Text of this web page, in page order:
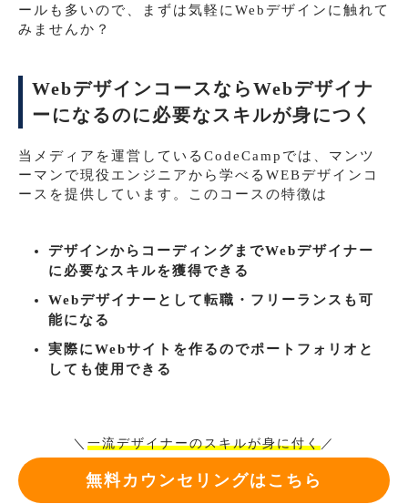
ールも多いので、まずは気軽にWebデザインに触れて
みませんか？
WebデザインコースならWebデザイナ
ーになるのに必要なスキルが身につく
当メディアを運営しているCodeCampでは、マンツ
ーマンで現役エンジニアから学べるWEBデザインコ
ースを提供しています。このコースの特徴は
デザインからコーディングまでWebデザイナー
に必要なスキルを獲得できる
Webデザイナーとして転職・フリーランスも可
能になる
実際にWebサイトを作るのでポートフォリオと
しても使用できる
＼ 一流デザイナーのスキルが身に付く／
無料カウンセリングはこちら